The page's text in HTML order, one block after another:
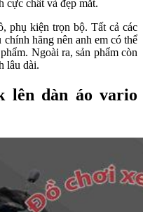
cực chất và đẹp mắt.
phụ kiện trọn bộ. Tất cả các
hãng nên anh em có thể
Ngoài ra, sản phẩm còn
lâu dài.
lên dàn áo vario